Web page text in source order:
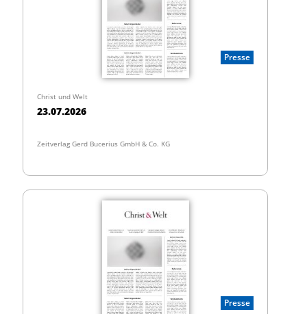
Presse
Christ und Welt
23.07.2026
Zeitverlag Gerd Bucerius GmbH & Co. KG
Presse